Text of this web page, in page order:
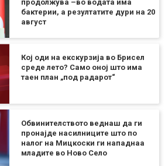
продолжува –во водата има
бактерии, а резултатите дури на 20
август
Кој оди на екскурзија во Брисел
среде лето? Само оној што има
таен план „под радарот“
Обвинителството веднаш да ги
пронајде насилниците што по
налог на Мицкоски ги нападнаа
младите во Ново Село